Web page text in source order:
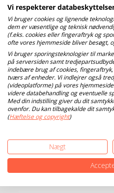
Vi respekterer
Vi bruger cookies og lignende
dem er væsentlige og teknisk
(f.eks. cookies eller fingeraftryk og
ofte vores hjemmeside bliver besøgt,
Vi bruger sporingsteknologier til
på serversiden samt
indebære brug af cookies,
tværs af enheder. Vi indlejrer også
(videoplatforme) på vores
videre databehandling og eventuelle
Med din indstilling giver du dit
ovenfor. Du kan tilbagekalde dit
(Hæftelse og copyright)
Nægt